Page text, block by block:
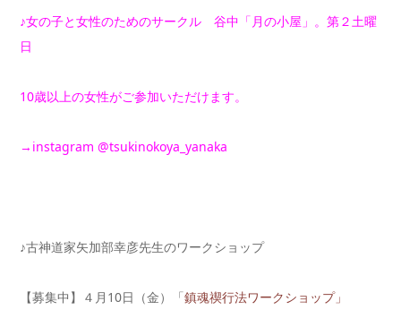
♪女の子と女性のためのサークル 谷中「月の小屋」。第２土曜
日
10歳以上の女性がご参加いただけます。
→ instagram @tsukinokoya_yanaka
♪古神道家矢加部幸彦先生のワークショップ
【募集中】４月10日（金）「鎮魂禊行法ワークショップ」